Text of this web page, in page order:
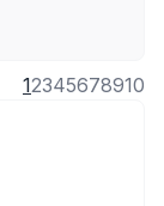
12345678910